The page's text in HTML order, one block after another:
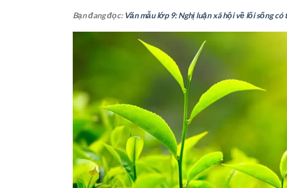
Bạn đang đọc: Văn mẫu lớp 9: Nghị luận xã hội về lối sống